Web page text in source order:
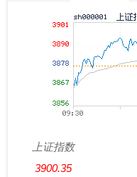
上证指数
3900.35